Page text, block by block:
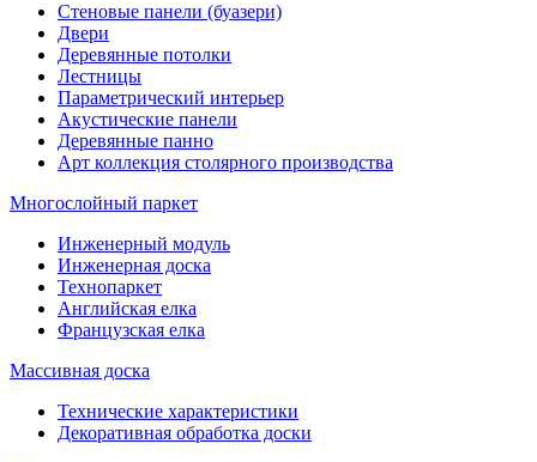
Стеновые панели (буазери)
Двери
Деревянные потолки
Лестницы
Параметрический интерьер
Акустические панели
Деревянные панно
Арт коллекция столярного производства
Многослойный паркет
Инженерный модуль
Инженерная доска
Технопаркет
Английская елка
Французская елка
Массивная доска
Технические характеристики
Декоративная обработка доски